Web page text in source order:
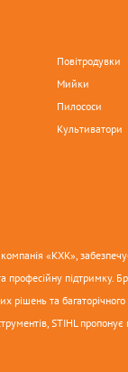
Повітродувки
Мийки
Пилососи
Культиватори
«КХК»,
професійну підтримку.
рішень та
STIHL пропонує